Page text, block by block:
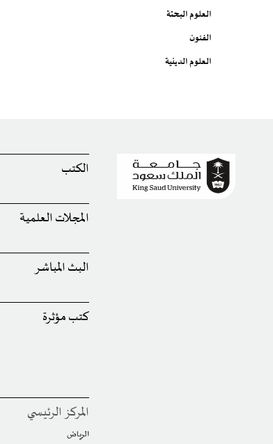
العلوم البحتة
الفنون
العلوم الدينية
الكتب
المجلات العلمية
البث المباشر
كتب مؤثرة
المركز الرئيسي
الرياض